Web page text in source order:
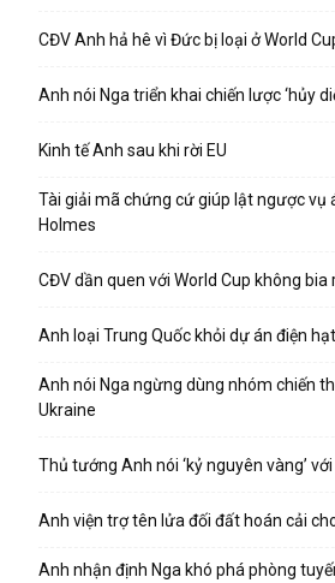
CĐV Anh hả hê vì Đức bị loại ở World
Anh nói Nga triển khai chiến lược ‘hủy
Kinh tế Anh sau khi rời EU
Tài giải mã chứng cứ giúp lật ngược vụ
Holmes
CĐV dần quen với World Cup không bia
Anh loại Trung Quốc khỏi dự án điện
Anh nói Nga ngừng dùng nhóm chiến
Ukraine
Thủ tướng Anh nói ‘kỷ nguyên vàng’
Anh viện trợ tên lửa đối đất hoán cải
Anh nhận định Nga khó phá phòng